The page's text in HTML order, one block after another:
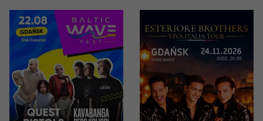
27/11/2026 19:30
Hype
DISCO 80
Festiwal:
Sandra,
Gdańsk, ERGO
28/11/2026
HYPE RAP
FEST II
2026
Gdańsk, ERGO